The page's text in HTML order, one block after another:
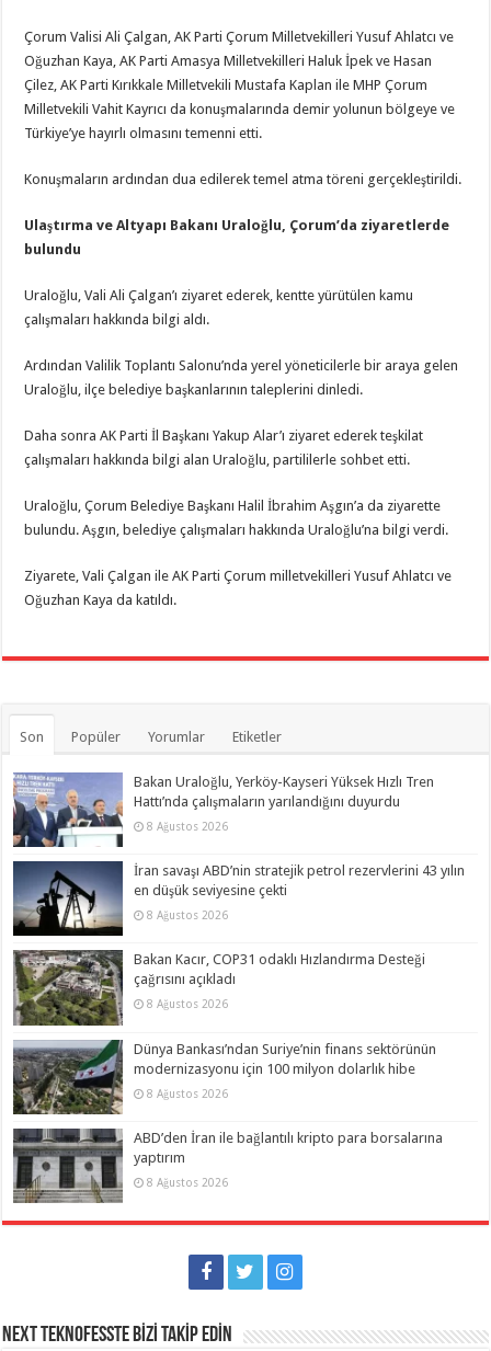
Çorum Valisi Ali Çalgan, AK Parti Çorum Milletvekilleri Yusuf Ahlatcı ve
Oğuzhan Kaya, AK Parti Amasya Milletvekilleri Haluk İpek ve Hasan
Çilez, AK Parti Kırıkkale Milletvekili Mustafa Kaplan ile MHP Çorum
Milletvekili Vahit Kayrıcı da konuşmalarında demir yolunun bölgeye ve
Türkiye’ye hayırlı olmasını temenni etti.
Konuşmaların ardından dua edilerek temel atma töreni gerçekleştirildi.
Ulaştırma ve Altyapı Bakanı Uraloğlu, Çorum’da ziyaretlerde
bulundu
Uraloğlu, Vali Ali Çalgan’ı ziyaret ederek, kentte yürütülen kamu
çalışmaları hakkında bilgi aldı.
Ardından Valilik Toplantı Salonu’nda yerel yöneticilerle bir araya gelen
Uraloğlu, ilçe belediye başkanlarının taleplerini dinledi.
Daha sonra AK Parti İl Başkanı Yakup Alar’ı ziyaret ederek teşkilat
çalışmaları hakkında bilgi alan Uraloğlu, partililerle sohbet etti.
Uraloğlu, Çorum Belediye Başkanı Halil İbrahim Aşgın’a da ziyarette
bulundu. Aşgın, belediye çalışmaları hakkında Uraloğlu’na bilgi verdi.
Ziyarete, Vali Çalgan ile AK Parti Çorum milletvekilleri Yusuf Ahlatcı ve
Oğuzhan Kaya da katıldı.
Son Popüler Yorumlar Etiketler
Bakan Uraloğlu, Yerköy-Kayseri Yüksek Hızlı Tren
Hattı’nda çalışmaların yarılandığını duyurdu
8 Ağustos 2026
İran savaşı ABD’nin stratejik petrol rezervlerini 43 yılın
en düşük seviyesine çekti
8 Ağustos 2026
Bakan Kacır, COP31 odaklı Hızlandırma Desteği
çağrısını açıkladı
8 Ağustos 2026
Dünya Bankası’ndan Suriye’nin finans sektörünün
modernizasyonu için 100 milyon dolarlık hibe
8 Ağustos 2026
ABD’den İran ile bağlantılı kripto para borsalarına
yaptırım
8 Ağustos 2026
NEXT TEKNOFESSTE BİZİ TAKİP EDİN